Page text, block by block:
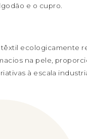
e o cupro.
ecologicamente
na pele,
à escala